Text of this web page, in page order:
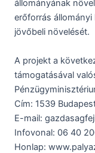
állományának
erőforrás
jövőbeli növelését.
A projekt a
támogatásával
Cím: 1539
E-mail:
Infovonal: 06 40
Honlap: